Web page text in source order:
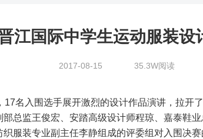
江国际中学生运动服装设
2017-08-15 35.3W阅读
17名入围选手展开激烈的设计作品演讲，拉开
部总监王俊宏、安踏高级设计师程琼、嘉泰鞋
织服装专业副主任李静组成的评委组对入围决赛